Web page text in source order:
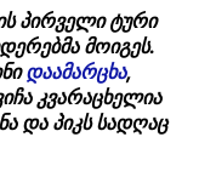
პირველი ტური
მოიგეს.
დაამარცხა,
კვარაცხელია
და პიკს სადღაც